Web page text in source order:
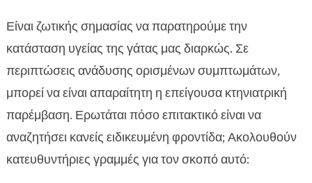
Είναι ζωτικής σημασίας να παρατηρούμε την
κατάσταση υγείας της γάτας μας διαρκώς. Σε
περιπτώσεις ανάδυσης ορισμένων συμπτωμάτων,
μπορεί να είναι απαραίτητη η επείγουσα κτηνιατρική
παρέμβαση. Ερωτάται πόσο επιτακτικό είναι να
αναζητήσει κανείς ειδικευμένη φροντίδα; Ακολουθούν
κατευθυντήριες γραμμές για τον σκοπό αυτό: